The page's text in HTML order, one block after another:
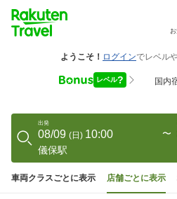
出発
08/09 (日) 10:00 〜
儀保駅
車両クラスごとに表示 店舗ごとに表示